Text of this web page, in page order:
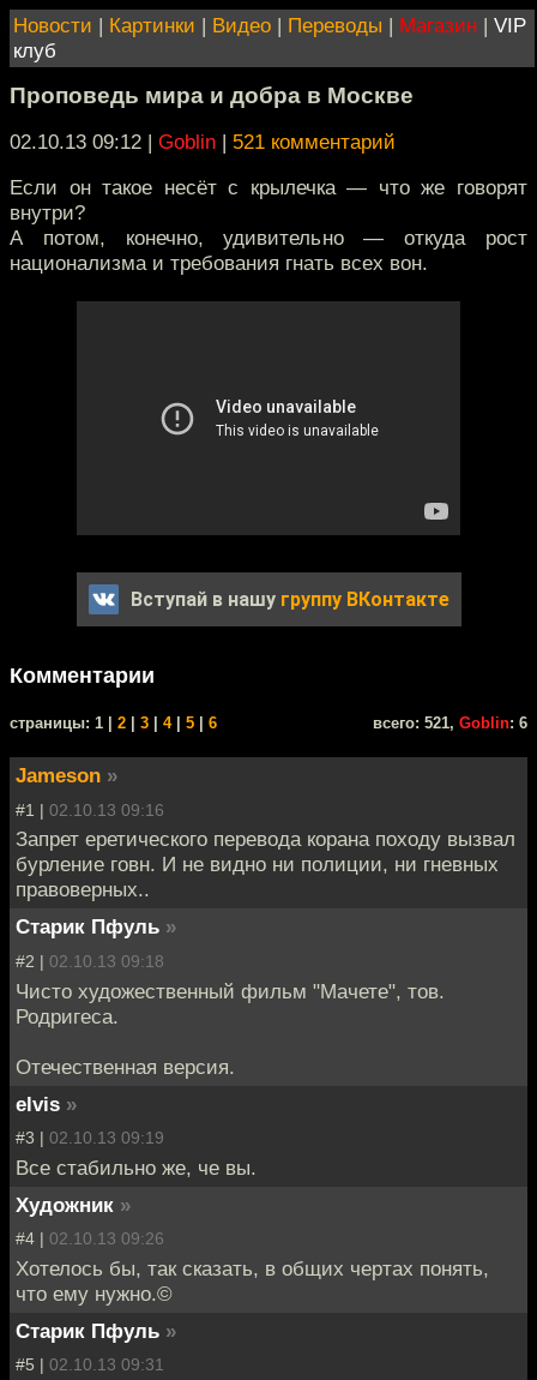
Новости | Картинки | Видео | Переводы | Магазин | VIP
клуб
Проповедь мира и добра в Москве
02.10.13 09:12 | Goblin | 521 комментарий
Если он такое несёт с крылечка — что же говорят
внутри?
А потом, конечно, удивительно — откуда рост
национализма и требования гнать всех вон.
Вступай в нашу группу ВКонтакте
Комментарии
cтраницы: 1 | 2 3 4| 5 6 всего: 521, Goblin: 6
Jameson »
#1 | 02.10.13 09:16
Запрет еретического перевода корана походу вызвал
бурление говн. И не видно ни полиции, ни гневных
правоверных..
Старик Пфуль »
#2 | 02.10.13 09:18
Чисто художественный фильм "Мачете", тов.
Родригеса.
Отечественная версия.
elvis »
#3 | 02.10.13 09:19
Все стабильно же, че вы.
Художник »
#4 | 02.10.13 09:26
Хотелось бы, так сказать, в общих чертах понять,
что ему нужно.©
Старик Пфуль »
#5 | 02.10.13 09:31